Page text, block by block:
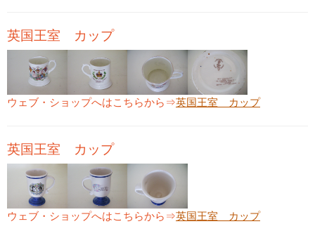
英国王室 カップ
ウェブ・ショップへはこちらから⇒英国王室 カップ
英国王室 カップ
ウェブ・ショップへはこちらから⇒英国王室 カップ